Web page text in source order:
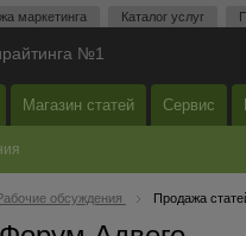
маркетинга Каталог услуг
№1
Магазин статей Сервис
обсуждения Продажа